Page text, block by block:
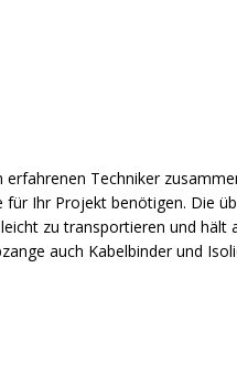
Techniker
Ihr Projekt benötigen. Die
zu transportieren und hält
auch Kabelbinder und